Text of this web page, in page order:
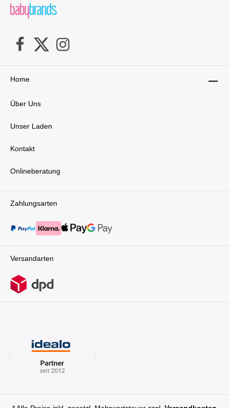
Zahlungsarten
Versandarten
Home
Über Uns
Unser Laden
Kontakt
Onlineberatung